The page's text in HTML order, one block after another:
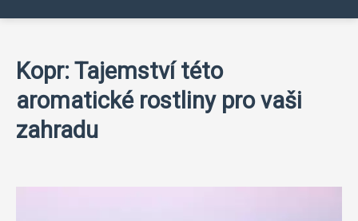
Kopr: Tajemství této
aromatické rostliny pro vaši
zahradu